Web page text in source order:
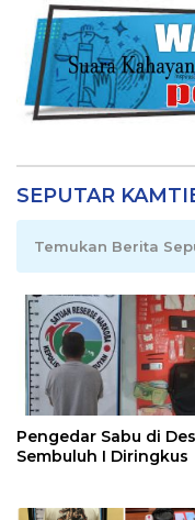
SEPUTAR
Temukan Berita
Pengedar Sabu di
Sembuluh I Diringkus